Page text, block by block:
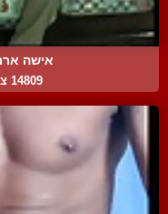
אישה
14809 צפיות